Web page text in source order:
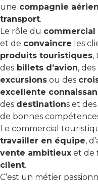
une compagnie
transport.
Le rôle du
et de convaincre les
produits touristiques,
des billets d’avion, des
excursions ou des
excellente
des destinations et des
de bonnes
Le commercial
travailler en équipe,
vente ambitieux et de
client.
C’est un métier